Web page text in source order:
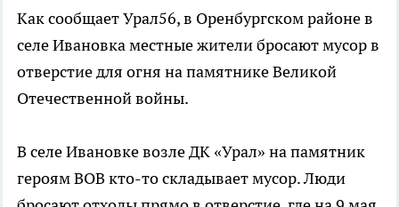
Как сообщает Урал56, в Оренбургском районе в
селе Ивановка местные жители бросают мусор в
отверстие для огня на памятнике Великой
Отечественной войны.
В селе Ивановке возле ДК «Урал» на памятник
героям ВОВ кто-то складывает мусор. Люди